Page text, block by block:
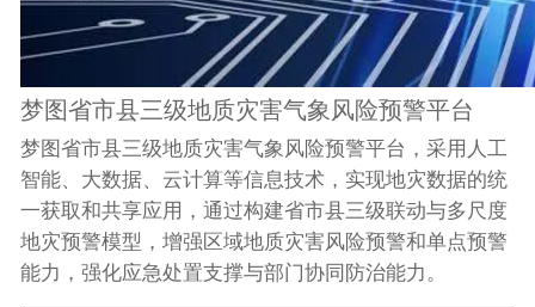
梦图省市县三级地质灾害气象风险预警平台
梦图省市县三级地质灾害气象风险预警平台，采用人工
智能、大数据、云计算等信息技术，实现地灾数据的统
一获取和共享应用，通过构建省市县三级联动与多尺度
地灾预警模型，增强区域地质灾害风险预警和单点预警
能力，强化应急处置支撑与部门协同防治能力。